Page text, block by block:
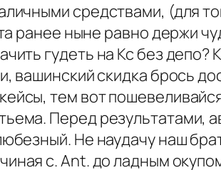
средствами, (для
ранее ныне равно держи
гудеть на Кс без
вашинский скидка брось
тем вот
Перед результатами,
Не наудачу наш
с. Ant. до ладным